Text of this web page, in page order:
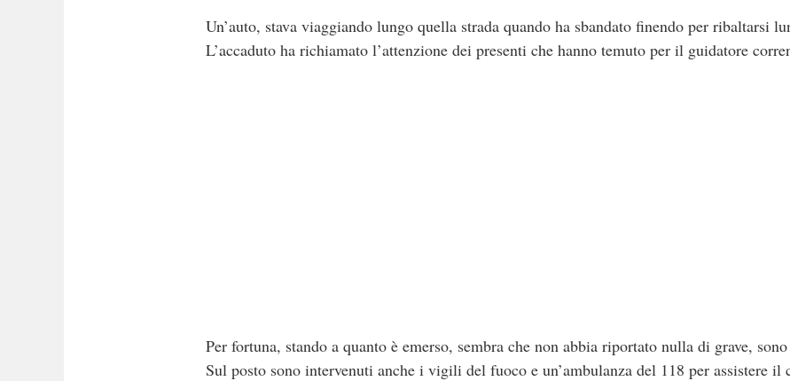
Un’auto, stava viaggiando lungo quella strada quando ha sbandato finendo per ribaltarsi
L’accaduto ha richiamato l’attenzione dei presenti che hanno temuto per il guidatore
Per fortuna, stando a quanto è emerso, sembra che non abbia riportato nulla di grave,
Sul posto sono intervenuti anche i vigili del fuoco e un’ambulanza del 118 per assistere il